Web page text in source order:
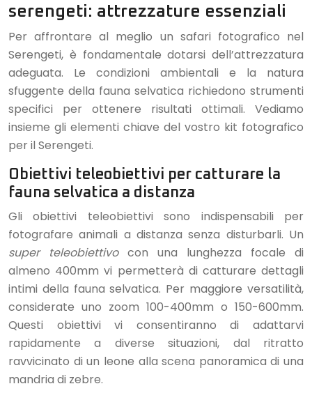
serengeti: attrezzature essenziali
Per affrontare al meglio un safari fotografico nel
Serengeti, è fondamentale dotarsi dell’attrezzatura
adeguata. Le condizioni ambientali e la natura
sfuggente della fauna selvatica richiedono strumenti
specifici per ottenere risultati ottimali. Vediamo
insieme gli elementi chiave del vostro kit fotografico
per il Serengeti.
Obiettivi teleobiettivi per catturare la
fauna selvatica a distanza
Gli obiettivi teleobiettivi sono indispensabili per
fotografare animali a distanza senza disturbarli. Un
super teleobiettivocon una lunghezza focale di
almeno 400mm vi permetterà di catturare dettagli
intimi della fauna selvatica. Per maggiore versatilità,
considerate uno zoom 100-400mm o 150-600mm.
Questi obiettivi vi consentiranno di adattarvi
rapidamente a diverse situazioni, dal ritratto
ravvicinato di un leone alla scena panoramica di una
mandria di zebre.